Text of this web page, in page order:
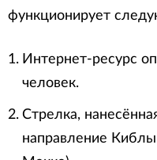
функционирует
Интернет-ресурс
человек.
Стрелка,
направление Киблы